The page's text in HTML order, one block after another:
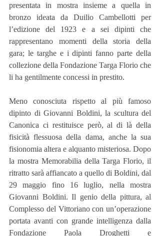
presentata in mostra insieme a quella in
bronzo ideata da Duilio Cambellotti per
l’edizione del 1923 e a sei dipinti che
rappresentano momenti della storia della
gara; le targhe e i dipinti fanno parte della
collezione della Fondazione Targa Florio che
li ha gentilmente concessi in prestito.
Meno conosciuta rispetto al più famoso
dipinto di Giovanni Boldini, la scultura del
Canonica ci restituisce però, al di là della
fisicità flessuosa della dama, anche la sua
fisionomia altera e alquanto misteriosa. Dopo
la mostra Memorabilia della Targa Florio, il
ritratto sarà affiancato a quello di Boldini, dal
29 maggio fino 16 luglio, nella mostra
Giovanni Boldini. Il genio della pittura, al
Complesso del Vittoriano con un’operazione
portata avanti con grande intelligenza dalla
Fondazione Paola Droghetti e